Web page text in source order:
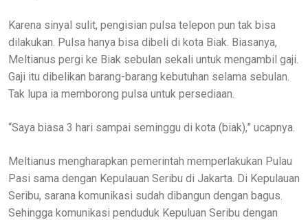
Karena sinyal sulit, pengisian pulsa telepon pun tak bisa
dilakukan. Pulsa hanya bisa dibeli di kota Biak. Biasanya,
Meltianus pergi ke Biak sebulan sekali untuk mengambil gaji.
Gaji itu dibelikan barang-barang kebutuhan selama sebulan.
Tak lupa ia memborong pulsa untuk persediaan.
“Saya biasa 3 hari sampai seminggu di kota (biak),” ucapnya.
Meltianus mengharapkan pemerintah memperlakukan Pulau
Pasi sama dengan Kepulauan Seribu di Jakarta. Di Kepulauan
Seribu, sarana komunikasi sudah dibangun dengan bagus.
Sehingga komunikasi penduduk Kepuluan Seribu dengan